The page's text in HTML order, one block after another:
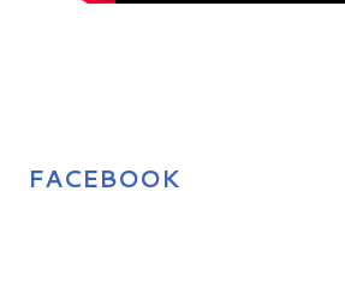
FACEBOOK